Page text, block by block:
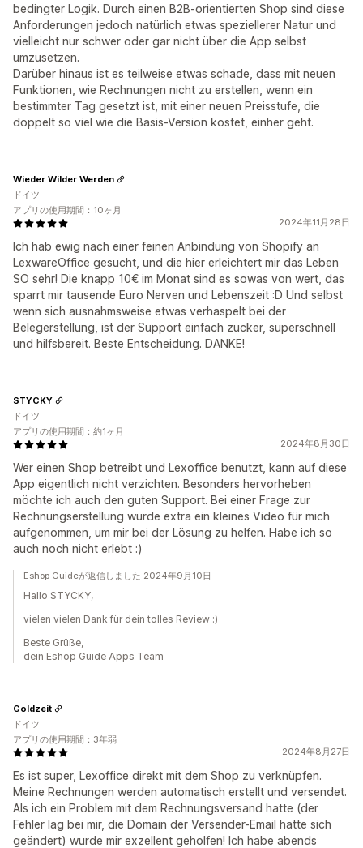
bedingter Logik. Durch einen B2B-orientierten Shop sind diese
Anforderungen jedoch natürlich etwas speziellerer Natur und
vielleicht nur schwer oder gar nicht über die App selbst
umzusetzen.
Darüber hinaus ist es teilweise etwas schade, dass mit neuen
Funktionen, wie Rechnungen nicht zu erstellen, wenn ein
bestimmter Tag gesetzt ist, mit einer neuen Preisstufe, die
doppelt so viel wie die Basis-Version kostet, einher geht.
2024年11月28日
Ich hab ewig nach einer feinen Anbindung von Shopify an
LexwareOffice gesucht, und die hier erleichtert mir das Leben
SO sehr! Die knapp 10€ im Monat sind es sowas von wert, das
sparrt mir tausende Euro Nerven und Lebenszeit :D Und selbst
wenn sich ausnahmsweise etwas verhaspelt bei der
Belegerstellung, ist der Support einfach zucker, superschnell
und hilfsbereit. Beste Entscheidung. DANKE!
Wieder Wilder Werden
ドイツ
アプリの使用期間：10ヶ月
2024年8月30日
Wer einen Shop betreibt und Lexoffice benutzt, kann auf diese
App eigentlich nicht verzichten. Besonders hervorheben
möchte ich auch den guten Support. Bei einer Frage zur
Rechnungserstellung wurde extra ein kleines Video für mich
aufgenommen, um mir bei der Lösung zu helfen. Habe ich so
auch noch nicht erlebt :)
STYCKY
ドイツ
アプリの使用期間：約1ヶ月
Eshop Guideが返信しました 2024年9月10日
Hallo STYCKY,
vielen vielen Dank für dein tolles Review :)
Beste Grüße,
dein Eshop Guide Apps Team
2024年8月27日
Es ist super, Lexoffice direkt mit dem Shop zu verknüpfen.
Meine Rechnungen werden automatisch erstellt und versendet.
Als ich ein Problem mit dem Rechnungsversand hatte (der
Fehler lag bei mir, die Domain der Versender-Email hatte sich
geändert) wurde mir exzellent geholfen! Ich habe abends
Goldzeit
ドイツ
アプリの使用期間：3年弱